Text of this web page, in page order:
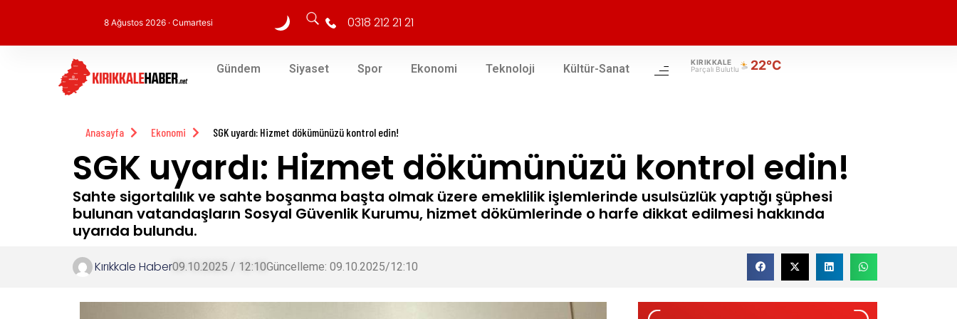
8 Ağustos 2026 · Cumartesi 0318 212 21 21
Gündem Siyaset Spor Ekonomi Teknoloji Kültür-Sanat
KIRIKKALE
Parçalı Bulutlu
22°C
Anasayfa Ekonomi SGK uyardı: Hizmet dökümünüzü kontrol edin!
SGK uyardı: Hizmet dökümünüzü kontrol edin!
Sahte sigortalılık ve sahte boşanma başta olmak üzere emeklilik işlemlerinde usulsüzlük yaptığı şüphesi
bulunan vatandaşların Sosyal Güvenlik Kurumu, hizmet dökümlerinde o harfe dikkat edilmesi hakkında
uyarıda bulundu.
Kırıkkale Haber09.10.2025 / 12:10Güncelleme: 09.10.2025/12:10